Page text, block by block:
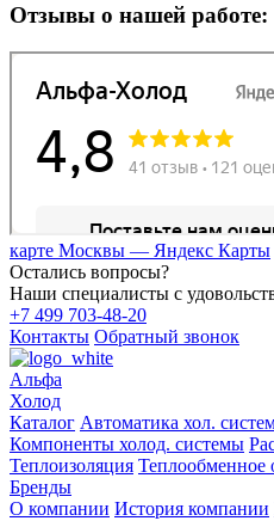
Отзывы о нашей работе:
карте Москвы — Яндекс Карты
Остались вопросы?
Наши специалисты с
+7 499 703-48-20
Контакты Обратный звонок
Альфа
Холод
Каталог Автоматика хол.
Компоненты холод. системы
Теплоизоляция Теплообменное
Бренды
О компании История компании